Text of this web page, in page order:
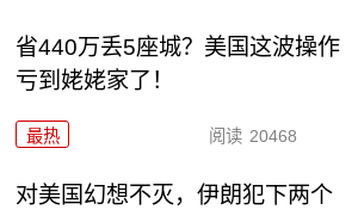
省440万丢5座城？美国这波操作
亏到姥姥家了！
最热 阅读 20468
对美国幻想不灭，伊朗犯下两个